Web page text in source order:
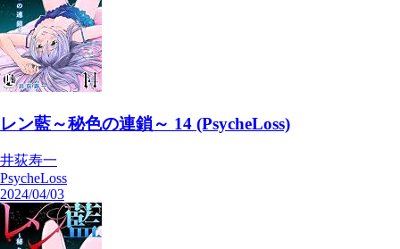
気になる 購入済み
レン藍～秘色の連鎖～ 15 (PsycheLoss)
井荻寿一
PsycheLoss
PsycheLoss